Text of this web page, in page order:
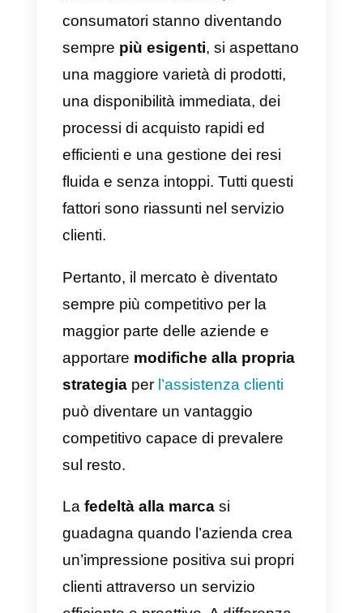
clienti?
Conclusione
Negli ultimi anni, il mercato ha
subito dei cambiamenti: a causa
della forte concorrenza, i
una maggiore varietà di prodotti,
una disponibilità immediata, dei
processi di acquisto rapidi ed
efficienti e una gestione dei resi
fluida e senza intoppi. Tutti questi
fattori sono riassunti nel servizio
Pertanto, il mercato è diventato
sempre più competitivo per la
maggior parte delle aziende e